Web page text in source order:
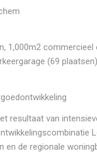
1,000m2 commercieel
(69 plaatsen)
resultaat van
en de regionale